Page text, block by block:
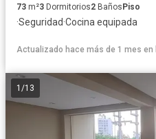
73 m²3 Dormitorios2 BañosPiso
·Seguridad·Cocina equipada
Actualizado hace más de 1 mes en
1 /13